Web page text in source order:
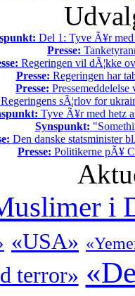
Del 1: Tyve Ã¥r med
Presse:
Regeringen vil dÃ¦kke
Presse: Regeringen har
Presse:
Regeringens sÃ¦rlov for
Tyve Ã¥r med hetz
Synspunkt:
Den danske statsminister
Presse: Politikerne pÃ¥
i
«USA»
terror»